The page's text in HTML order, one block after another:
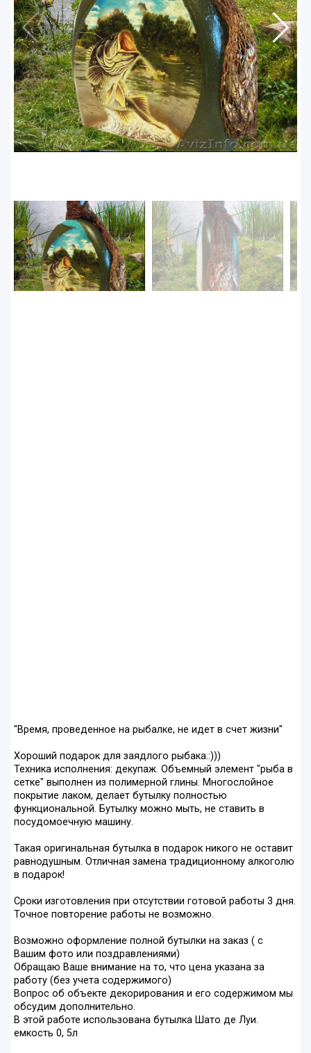
"Время, проведенное на рыбалке, не идет в счет жизни"
Хороший подарок для заядлого рыбака.:)))
Техника исполнения: декупаж. Объемный элемент "рыба в
сетке" выполнен из полимерной глины. Многослойное
покрытие лаком, делает бутылку полностью
функциональной. Бутылку можно мыть, не ставить в
посудомоечную машину.
Такая оригинальная бутылка в подарок никого не оставит
равнодушным. Отличная замена традиционному алкоголю
в подарок!
Сроки изготовления при отсутствии готовой работы 3 дня.
Точное повторение работы не возможно.
Возможно оформление полной бутылки на заказ ( с
Вашим фото или поздравлениями)
Обращаю Ваше внимание на то, что цена указана за
работу (без учета содержимого)
Вопрос об объекте декорирования и его содержимом мы
обсудим дополнительно.
В этой работе использована бутылка Шато де Луи.
емкость 0, 5л